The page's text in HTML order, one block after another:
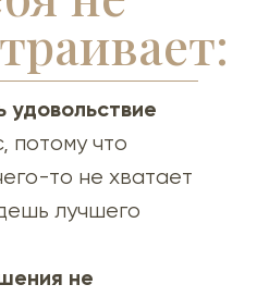
удовольствие
потому что
то не хватает
лучшего
не